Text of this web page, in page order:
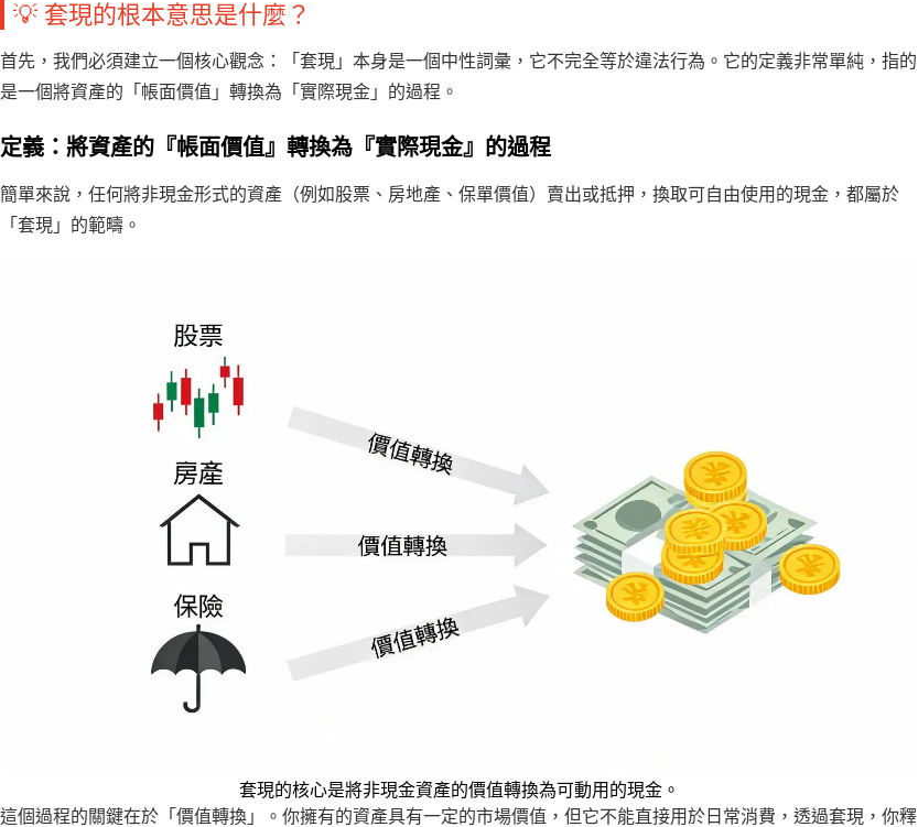
💡 套現的根本意思是什麼？
首先，我們必須建立一個核心觀念：「套現」本身是一個中性詞彙，它不完全等於違法行為。它的定義非常單純，指的
是一個將資產的「帳面價值」轉換為「實際現金」的過程。
定義：將資產的『帳面價值』轉換為『實際現金』的過程
簡單來說，任何將非現金形式的資產（例如股票、房地產、保單價值）賣出或抵押，換取可自由使用的現金，都屬於
「套現」的範疇。
套現的核心是將非現金資產的價值轉換為可動用的現金。
這個過程的關鍵在於「價值轉換」。你擁有的資產具有一定的市場價值，但它不能直接用於日常消費，透過套現，你釋